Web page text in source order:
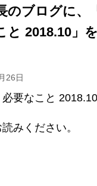
のブログに、
と 2018.10」
26日
必要なこと 2018.10
みください。